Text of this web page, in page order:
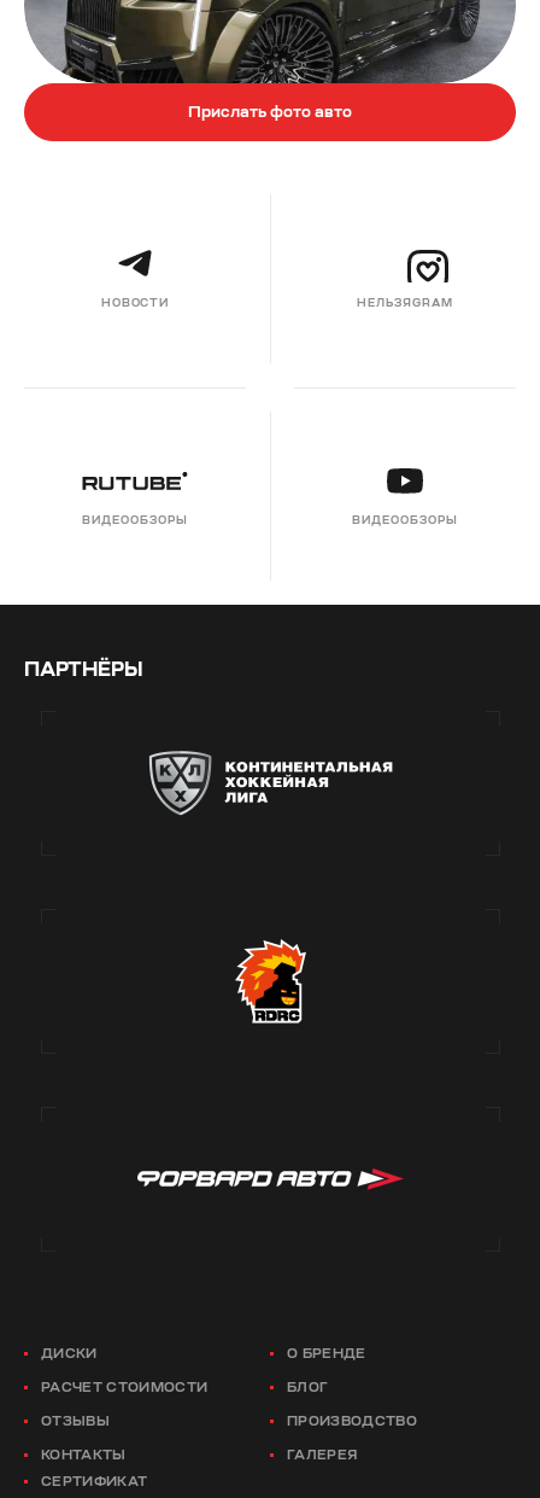
Прислать фото авто
НОВОСТИ НЕЛЬЗЯGRAM
ВИДЕООБЗОРЫ ВИДЕООБЗОРЫ
ПАРТНЁРЫ
ДИСКИ О БРЕНДЕ
РАСЧЕТ СТОИМОСТИ БЛОГ
ОТЗЫВЫ ПРОИЗВОДСТВО
КОНТАКТЫ
ГАЛЕРЕЯ
СЕРТИФИКАТ